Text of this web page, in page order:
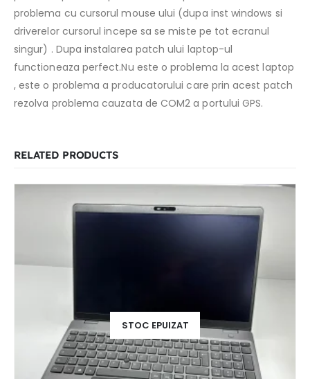
problema cu cursorul mouse ului (dupa inst windows si
driverelor cursorul incepe sa se miste pe tot ecranul
singur) . Dupa instalarea patch ului laptop-ul
functioneaza perfect.Nu este o problema la acest laptop
, este o problema a producatorului care prin acest patch
rezolva problema cauzata de COM2 a portului GPS.
RELATED PRODUCTS
STOC EPUIZAT